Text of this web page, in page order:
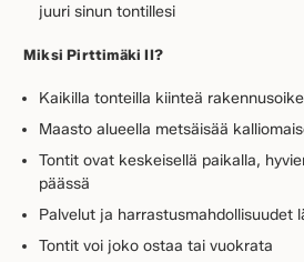
juuri sinun tontillesi
Miksi Pirttimäki II?
Kaikilla tonteilla kiinteä
Maasto alueella metsäisää
Tontit ovat keskeisellä paikalla,
päässä
Palvelut ja harrastusmahdollisuudet
Tontit voi joko ostaa tai vuokrata